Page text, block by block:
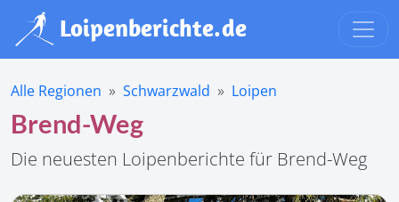
Alle Regionen Schwarzwald Loipen
Brend-Weg
Die neuesten Loipenberichte für Brend-Weg